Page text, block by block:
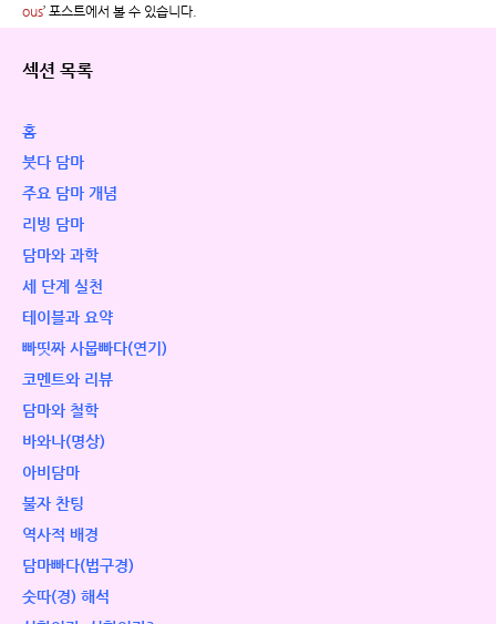
ous’ 포스트에서 볼 수 있습니다.
섹션 목록
홈
붓다 담마
주요 담마 개념
리빙 담마
담마와 과학
세 단계 실천
테이블과 요약
빠띳짜 사뭅빠다(연기)
코멘트와 리뷰
담마와 철학
바와나(명상)
아비담마
불자 찬팅
역사적 배경
담마빠다(법구경)
숫따(경) 해석